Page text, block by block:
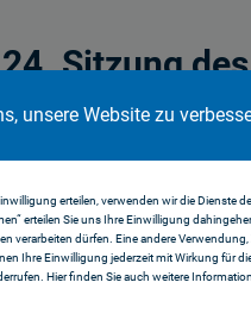
unsere Website zu
erteilen, verwenden wir die Dienste
erteilen Sie uns Ihre Einwilligung
verarbeiten dürfen. Eine andere
Ihre Einwilligung jederzeit mit Wirkung für
Hier finden Sie auch weitere
Sitzung